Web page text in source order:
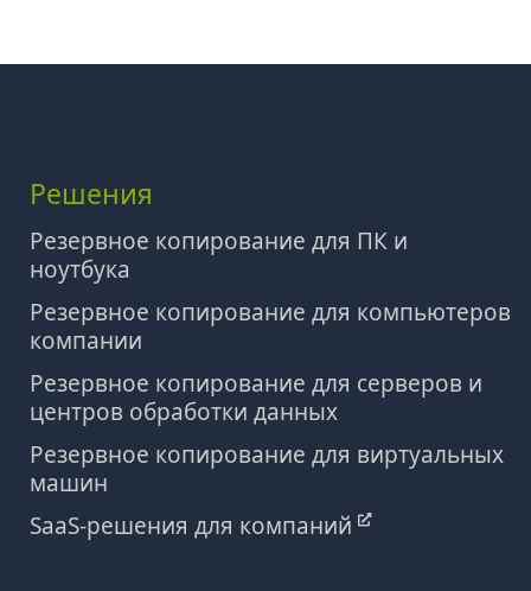
Решения
Резервное копирование для ПК и
ноутбука
Резервное копирование для компьютеров
компании
Резервное копирование для серверов и
центров обработки данных
Резервное копирование для виртуальных
машин
SaaS-решения для компаний